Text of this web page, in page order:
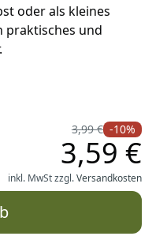
oder als kleines
praktisches und
3,99 € -10%
3,59 €
inkl. MwSt zzgl.Versandkosten